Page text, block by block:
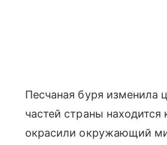
Песчаная буря изменила
частей страны
окрасили окружающий